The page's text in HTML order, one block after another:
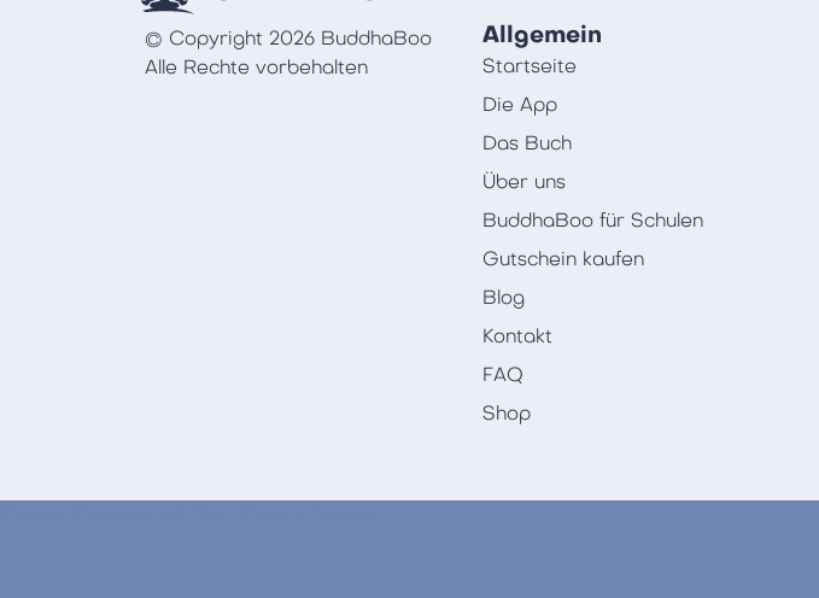
© Copyright 2026 BuddhaBoo
Alle Rechte vorbehalten
Allgemein
Startseite
Die App
Das Buch
Über uns
BuddhaBoo für Schulen
Gutschein kaufen
Blog
Kontakt
FAQ
Shop